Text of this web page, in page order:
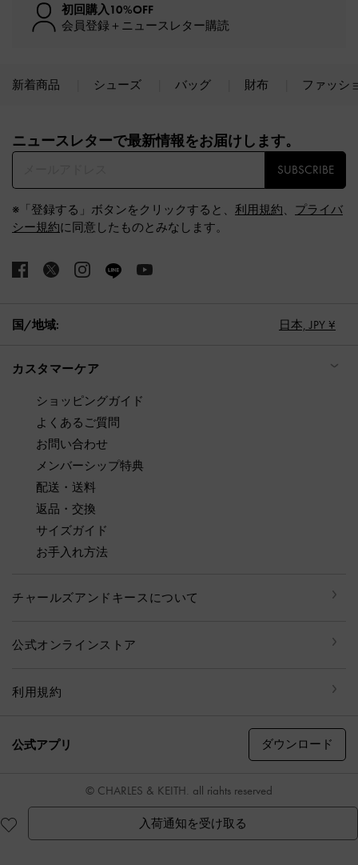
入荷通知を受け取る
初回購入10%OFF
会員登録＋ニュースレター購読
新着商品 シューズ バッグ 財布 ファッシ
ニュースレターで最新情報をお届けします。​
SUBSCRIBE
※「登録する」ボタンをクリックすると、 利用規約、 プライバ
シー規約に同意したものとみなします。
国/地域: 日本, JPY ¥
カスタマーケア
ショッピングガイド
よくあるご質問
お問い合わせ
メンバーシップ特典
配送・送料
返品・交換
サイズガイド
お手入れ方法
チャールズアンドキースについて
公式オンラインストア
利用規約
公式アプリ ダウンロード
© CHARLES & KEITH, all rights reserved